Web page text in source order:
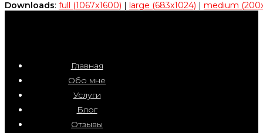
Downloads: full (1067x1600) | large (683x1024) | medium
Главная
Обо мне
Услуги
Блог
Отзывы